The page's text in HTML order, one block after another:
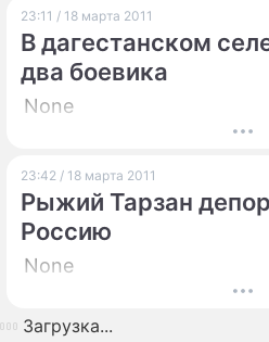
23:11 / 18 марта 2011
В дагестанском
два боевика
None
23:42 / 18 марта 2011
Рыжий Тарзан
Россию
None
Загрузка...